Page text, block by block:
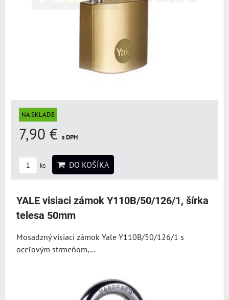
NA SKLADE
7,90 € s DPH
ks DO KOŠÍKA
YALE visiaci zámok Y110B/50/126/1, šírka
telesa 50mm
Mosadzný visiaci zámok Yale Y110B/50/126/1 s
oceľovým strmeňom,...